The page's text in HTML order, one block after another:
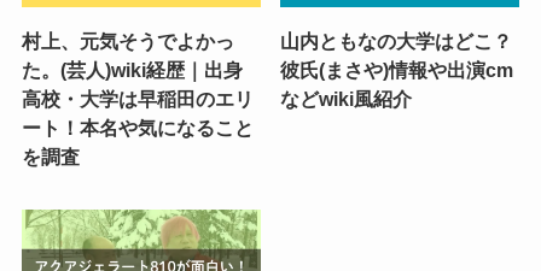
村上、元気そうでよかっ
た。(芸人)wiki経歴｜出身
高校・大学は早稲田のエリ
ート！本名や気になること
を調査
山内ともなの大学はどこ？
彼氏(まさや)情報や出演cm
などwiki風紹介